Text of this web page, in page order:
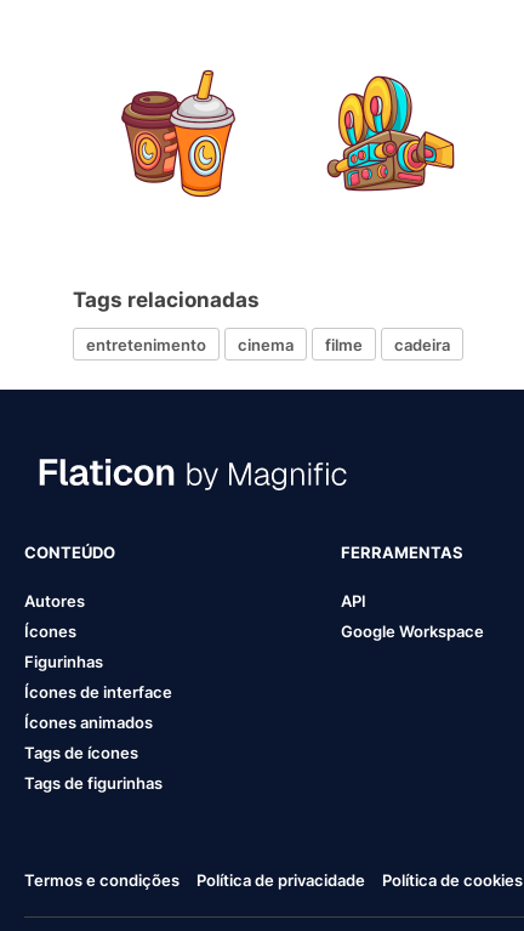
Tags relacionadas
entretenimento cinema filme cadeira
CONTEÚDO
Autores
Ícones
Figurinhas
Ícones de interface
Ícones animados
Tags de ícones
Tags de figurinhas
FERRAMENTAS
API
Google Workspace
Termos e condições Política de privacidade Política de cookies